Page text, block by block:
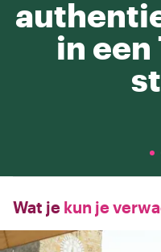
in een
Wat je kun je